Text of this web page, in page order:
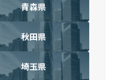
青森県
秋田県
埼玉県